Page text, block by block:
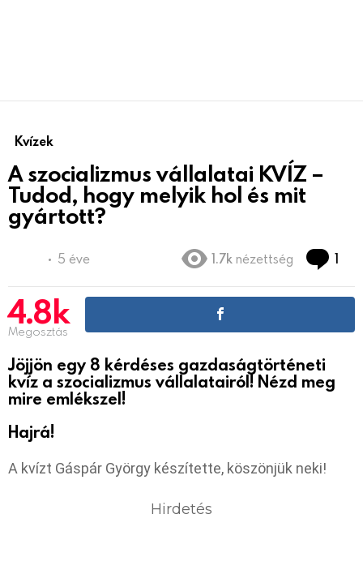
Kvízek
A szocializmus vállalatai KVÍZ –
Tudod, hogy melyik hol és mit
gyártott?
5 éve 1.7k nézettség 1
4.8k
Megosztás
Jöjjön egy 8 kérdéses gazdaságtörténeti
kvíz a szocializmus vállalatairól! Nézd meg
mire emlékszel!
Hajrá!
A kvízt Gáspár György készítette, köszönjük neki!
Hirdetés